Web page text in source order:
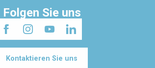
Folgen Sie uns
Kontaktieren Sie uns